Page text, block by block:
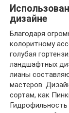
дизайне
Благодаря
колоритному
голубая
ландшафтных
лианы
мастеров.
сортам, как